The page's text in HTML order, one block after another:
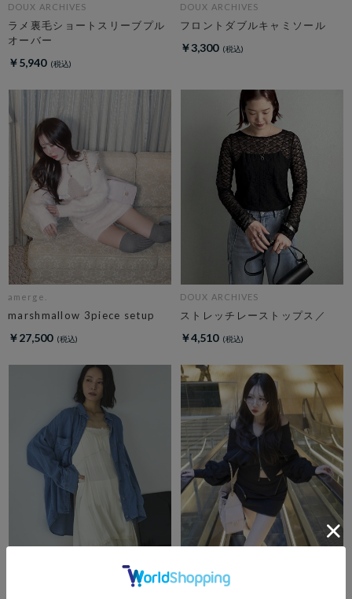
DOUX ARCHIVES
ラメ裏毛ショートスリーブプル
オーバー
￥5,940
DOUX ARCHIVES
フロントダブルキャミソール
￥3,300
amerge.
marshmallow 3piece setup
￥27,500
DOUX ARCHIVES
ストレッチレーストップス／
￥4,510
ソフトデニム２ＷＡＹシャツ／
amerge.
off shoulder pocket zip